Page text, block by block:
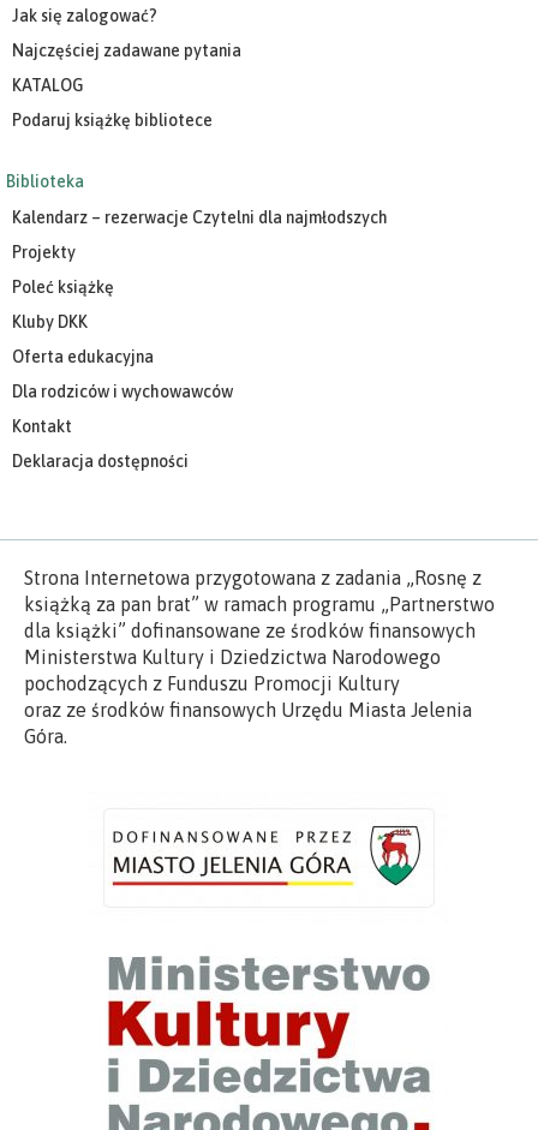
Jak się zalogować?
Najczęściej zadawane pytania
KATALOG
Podaruj książkę bibliotece
Biblioteka
Kalendarz – rezerwacje Czytelni dla najmłodszych
Projekty
Poleć książkę
Kluby DKK
Oferta edukacyjna
Dla rodziców i wychowawców
Kontakt
Deklaracja dostępności
Strona Internetowa przygotowana z zadania „Rosnę z
książką za pan brat” w ramach programu „Partnerstwo
dla książki” dofinansowane ze środków finansowych
Ministerstwa Kultury i Dziedzictwa Narodowego
pochodzących z Funduszu Promocji Kultury
oraz ze środków finansowych Urzędu Miasta Jelenia
Góra.